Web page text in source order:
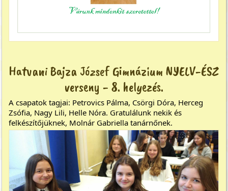
Hatvani Bajza József Gimnázium NYELV-ÉSZ
verseny - 8. helyezés.
A csapatok tagjai: Petrovics Pálma, Csörgi Dóra, Herceg
Zsófia, Nagy Lili, Helle Nóra. Gratulálunk nekik és
felkészítőjüknek, Molnár Gabriella tanárnőnek.